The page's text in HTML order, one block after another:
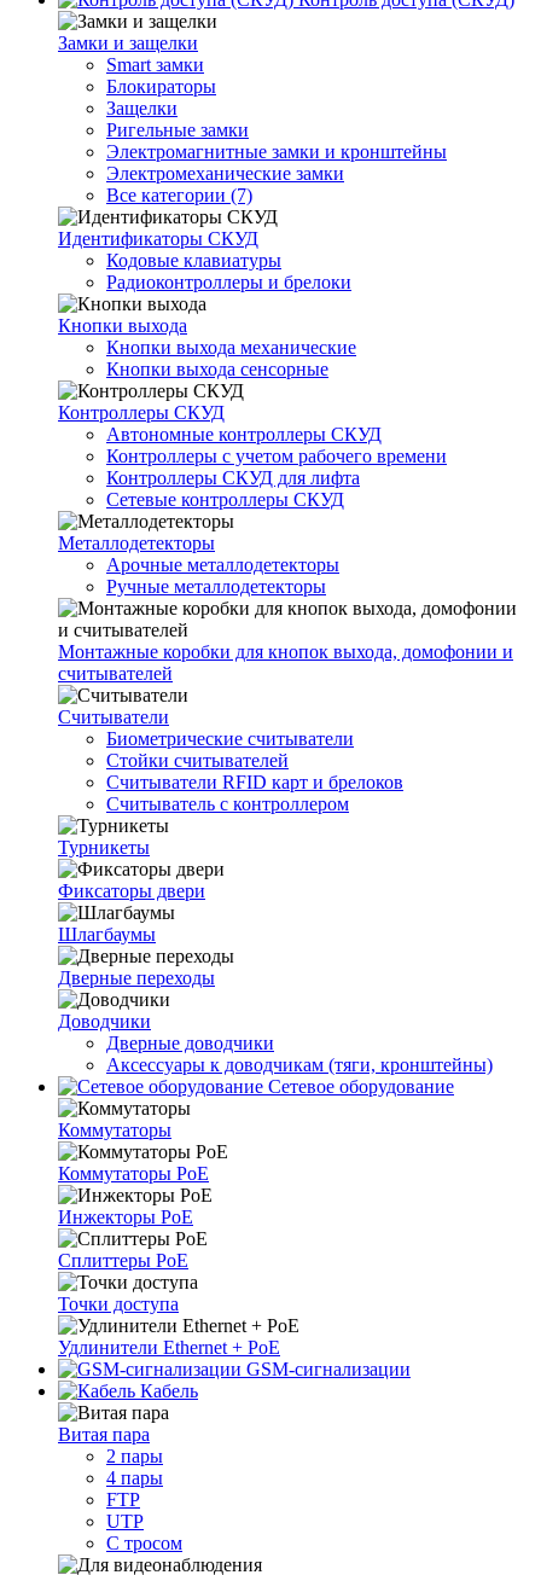
Замки и защелки
Smart замки
Блокираторы
Защелки
Ригельные замки
Электромагнитные замки и кронштейны
Электромеханические замки
Все категории (7)
Идентификаторы СКУД
Кодовые клавиатуры
Радиоконтроллеры и брелоки
Кнопки выхода
Кнопки выхода механические
Кнопки выхода сенсорные
Контроллеры СКУД
Автономные контроллеры СКУД
Контроллеры с учетом рабочего времени
Контроллеры СКУД для лифта
Сетевые контроллеры СКУД
Металлодетекторы
Арочные металлодетекторы
Ручные металлодетекторы
Монтажные коробки для кнопок выхода, домофонии и
считывателей
Считыватели
Биометрические считыватели
Стойки считывателей
Считыватели RFID карт и брелоков
Считыватель с контроллером
Турникеты
Фиксаторы двери
Шлагбаумы
Дверные переходы
Доводчики
Дверные доводчики
Аксессуары к доводчикам (тяги, кронштейны)
Сетевое оборудование
Коммутаторы
Коммутаторы PoE
Инжекторы PoE
Сплиттеры PoE
Точки доступа
Удлинители Ethernet + PoE
GSM-сигнализации
Кабель
Витая пара
2 пары
4 пары
FTP
UTP
С тросом